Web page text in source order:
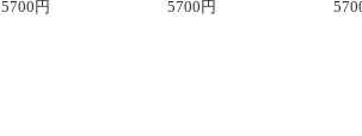
ント半袖Tシャツ
5700 円
可愛い春夏コーデ
5700 円
ィ